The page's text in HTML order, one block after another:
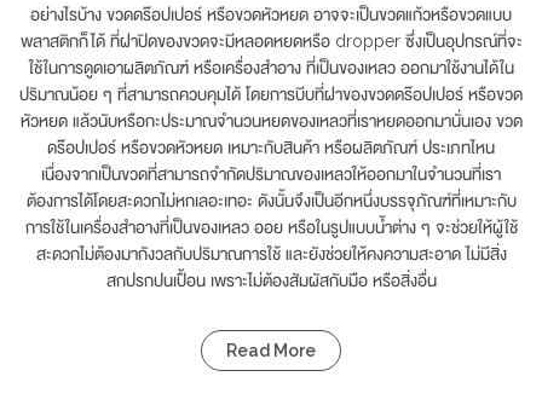
อย่างไรบ้าง ขวดดร๊อปเปอร์ หรือขวดหัวหยด อาจจะเป็นขวดแก้วหรือขวดแบบ
พลาสติกก็ได้ ที่ฝาปิดของขวดจะมีหลอดหยดหรือ dropper ซึ่งเป็นอุปกรณ์ที่จะ
ใช้ในการดูดเอาผลิตภัณฑ์ หรือเครื่องสำอาง ที่เป็นของเหลว ออกมาใช้งานได้ใน
ปริมาณน้อย ๆ ที่สามารถควบคุมได้ โดยการบีบที่ฝาของขวดดร๊อปเปอร์ หรือขวด
หัวหยด แล้วนับหรือกะประมาณจำนวนหยดของเหลวที่เราหยดออกมานั่นเอง ขวด
ดร๊อปเปอร์ หรือขวดหัวหยด เหมาะกับสินค้า หรือผลิตภัณฑ์ ประเภทไหน
เนื่องจากเป็นขวดที่สามารถจำกัดปริมาณของเหลวให้ออกมาในจำนวนที่เรา
ต้องการได้โดยสะดวกไม่หกเลอะเทอะ ดังนั้นจึงเป็นอีกหนึ่งบรรจุภัณฑ์ที่เหมาะกับ
การใช้ในเครื่องสำอางที่เป็นของเหลว ออย หรือในรูปแบบน้ำต่าง ๆ จะช่วยให้ผู้ใช้
สะดวกไม่ต้องมากังวลกับปริมาณการใช้ และยังช่วยให้คงความสะอาด ไม่มีสิ่ง
สกปรกปนเปื้อน เพราะไม่ต้องสัมผัสกับมือ หรือสิ่งอื่น
Read More